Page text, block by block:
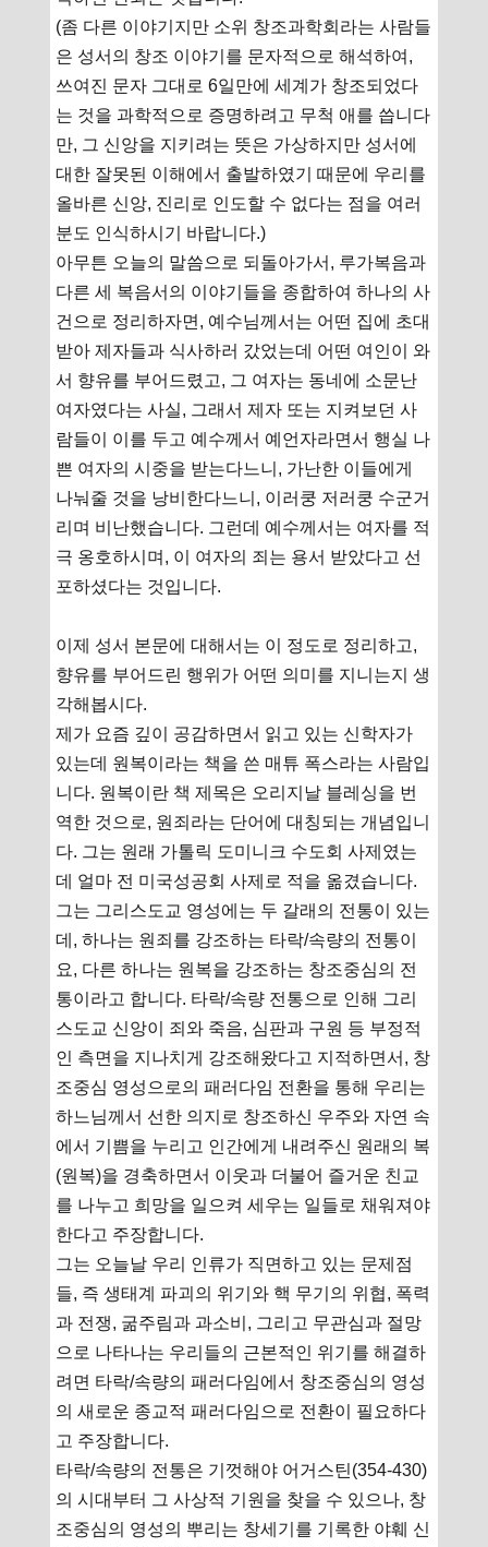
(좀 다른 이야기지만 소위 창조과학회라는 사람들
은 성서의 창조 이야기를 문자적으로 해석하여,
쓰여진 문자 그대로 6일만에 세계가 창조되었다
는 것을 과학적으로 증명하려고 무척 애를 씁니다
만, 그 신앙을 지키려는 뜻은 가상하지만 성서에
대한 잘못된 이해에서 출발하였기 때문에 우리를
올바른 신앙, 진리로 인도할 수 없다는 점을 여러
분도 인식하시기 바랍니다.)
아무튼 오늘의 말씀으로 되돌아가서, 루가복음과
다른 세 복음서의 이야기들을 종합하여 하나의 사
건으로 정리하자면, 예수님께서는 어떤 집에 초대
받아 제자들과 식사하러 갔었는데 어떤 여인이 와
서 향유를 부어드렸고, 그 여자는 동네에 소문난
여자였다는 사실, 그래서 제자 또는 지켜보던 사
람들이 이를 두고 예수께서 예언자라면서 행실 나
쁜 여자의 시중을 받는다느니, 가난한 이들에게
나눠줄 것을 낭비한다느니, 이러쿵 저러쿵 수군거
리며 비난했습니다. 그런데 예수께서는 여자를 적
극 옹호하시며, 이 여자의 죄는 용서 받았다고 선
포하셨다는 것입니다.
이제 성서 본문에 대해서는 이 정도로 정리하고,
향유를 부어드린 행위가 어떤 의미를 지니는지 생
각해봅시다.
제가 요즘 깊이 공감하면서 읽고 있는 신학자가
있는데 원복이라는 책을 쓴 매튜 폭스라는 사람입
니다. 원복이란 책 제목은 오리지날 블레싱을 번
역한 것으로, 원죄라는 단어에 대칭되는 개념입니
다. 그는 원래 가톨릭 도미니크 수도회 사제였는
데 얼마 전 미국성공회 사제로 적을 옮겼습니다.
그는 그리스도교 영성에는 두 갈래의 전통이 있는
데, 하나는 원죄를 강조하는 타락/속량의 전통이
요, 다른 하나는 원복을 강조하는 창조중심의 전
통이라고 합니다. 타락/속량 전통으로 인해 그리
스도교 신앙이 죄와 죽음, 심판과 구원 등 부정적
인 측면을 지나치게 강조해왔다고 지적하면서, 창
조중심 영성으로의 패러다임 전환을 통해 우리는
하느님께서 선한 의지로 창조하신 우주와 자연 속
에서 기쁨을 누리고 인간에게 내려주신 원래의 복
(원복)을 경축하면서 이웃과 더불어 즐거운 친교
를 나누고 희망을 일으켜 세우는 일들로 채워져야
한다고 주장합니다.
그는 오늘날 우리 인류가 직면하고 있는 문제점
들, 즉 생태계 파괴의 위기와 핵 무기의 위협, 폭력
과 전쟁, 굶주림과 과소비, 그리고 무관심과 절망
으로 나타나는 우리들의 근본적인 위기를 해결하
려면 타락/속량의 패러다임에서 창조중심의 영성
의 새로운 종교적 패러다임으로 전환이 필요하다
고 주장합니다.
타락/속량의 전통은 기껏해야 어거스틴(354-430)
의 시대부터 그 사상적 기원을 찾을 수 있으나, 창
조중심의 영성의 뿌리는 창세기를 기록한 야훼 신